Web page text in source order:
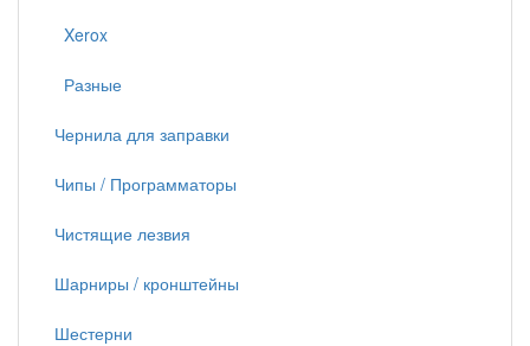
Xerox
Разные
Чернила для заправки
Чипы / Программаторы
Чистящие лезвия
Шарниры / кронштейны
Шестерни